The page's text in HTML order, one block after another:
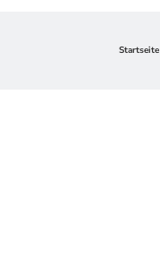
Startseite